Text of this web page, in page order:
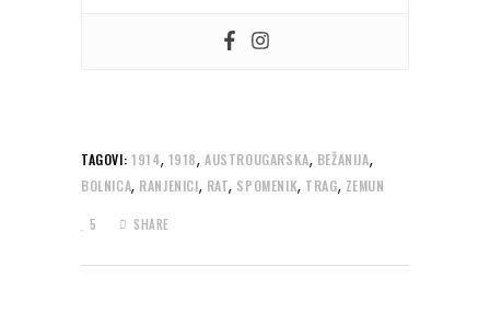
TAGOVI: 1914, 1918,AUSTROUGARSKA, BEŽANIJA,
BOLNICA, RANJENICI, RAT, SPOMENIK, TRAG, ZEMUN
5 SHARE